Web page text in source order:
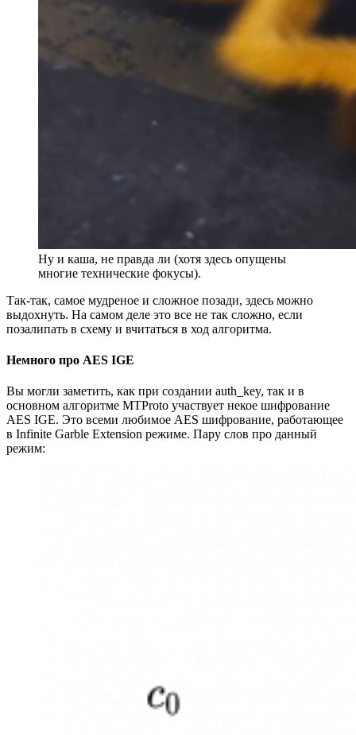
Ну и каша, не правда ли (хотя здесь опущены
многие технические фокусы).
Так-так, самое мудреное и сложное позади, здесь можно
выдохнуть. На самом деле это все не так сложно, если
позалипать в схему и вчитаться в ход алгоритма.
Немного про AES IGE
Вы могли заметить, как при создании auth_key, так и в
основном алгоритме MTProto участвует некое шифрование
AES IGE. Это всеми любимое AES шифрование, работающее
в Infinite Garble Extension режиме. Пару слов про данный
режим: